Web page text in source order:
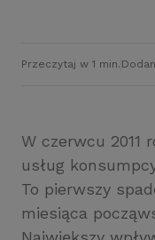
Przeczytaj w 1 min.
W czerwcu 2011
usług
To pierwszy
miesiąca